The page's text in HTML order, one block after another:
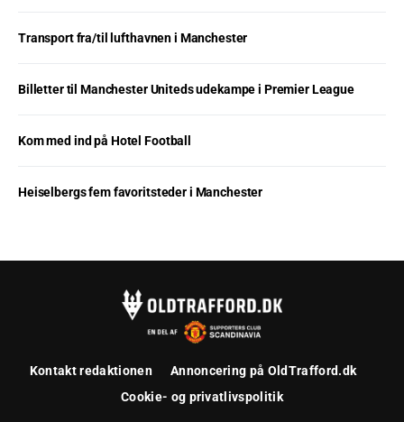
Transport fra/til lufthavnen i Manchester
Billetter til Manchester Uniteds udekampe i Premier League
Kom med ind på Hotel Football
Heiselbergs fem favoritsteder i Manchester
Kontakt redaktionen
Annoncering på OldTrafford.dk
Cookie- og privatlivspolitik